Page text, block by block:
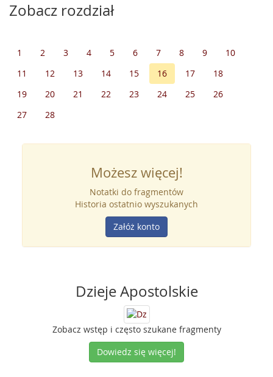
Zobacz rozdział
1 2 3 4 5 6 7 8 9
10
11
12 13 14 15 16 17
18
19
20 21 22 23 24 25
26
27
28
Możesz więcej!
Notatki do fragmentów
Historia ostatnio wyszukanych
Załóż konto
Dzieje Apostolskie
Zobacz wstęp i często szukane fragmenty
Dowiedz się więcej!